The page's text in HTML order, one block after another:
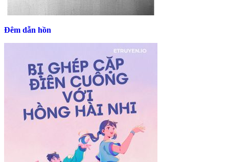
Đêm dẫn hồn